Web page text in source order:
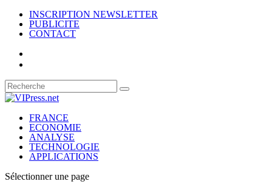
INSCRIPTION NEWSLETTER
PUBLICITE
CONTACT
FRANCE
ECONOMIE
ANALYSE
TECHNOLOGIE
APPLICATIONS
Sélectionner une page